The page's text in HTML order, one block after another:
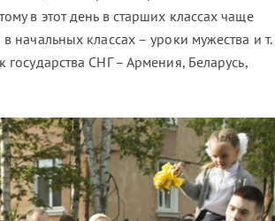
в этот день в старших классах чаще
начальных классах – уроки мужества и т.
СНГ – Армения, Беларусь,